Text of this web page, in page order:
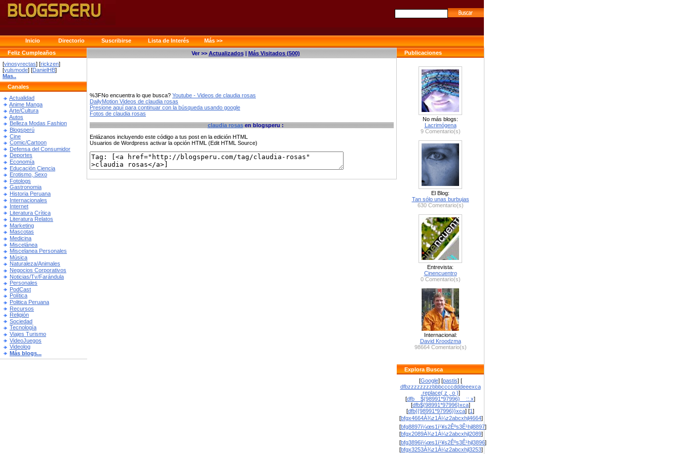
Inicio Directorio Suscribirse Lista de Interés
Más >>
Feliz Cumpleaños
[vinosyrectas] [rickzen]
[yulsmode] [DanielHB]
Mas..
Canales
Actualidad
Anime Manga
Arte/Cultura
Autos
Belleza Modas Fashion
Blogsperú
Cine
Comic/Cartoon
Defensa del Consumidor
Deportes
Economía
Educación Ciencia
Erotismo, Sexo
Fotologs
Gastronomia
Historia Peruana
Internacionales
Internet
Literatura Crítica
Literatura Relatos
Marketing
Mascotas
Medicina
Miscelánea
Miscelanea Personales
Música
Naturaleza/Animales
Negocios Corporativos
Noticias/Tv/Farándula
Personales
PodCast
Política
Politica Peruana
Recursos
Religión
Sociedad
Tecnología
Viajes Turismo
VideoJuegos
Videolog
Más blogs...
Publicaciones
No más blogs:
Lacrimógena
9 Comentario(s)
El Blog:
Tan sólo unas burbujas
630 Comentario(s)
Entrevista:
Cinencuentro
0 Comentario(s)
Internacional:
David Kroodzma
98664 Comentario(s)
Explora Busca
[Google] [pastis] [
dfbzzzzzzzzbbbccccdddeeexca
.replace( z , o )]
[dfb__${98991*97996}__::.x]
[dfb${98991*97996}xca]
[dfb{{98991*97996}}xca] [1]
[bfgx4664À¾z1À¼z2abcxhjl4664]
[bfg8897ï¼œs1ï¹¥s2Êºs3Ê¹hjl8897]
[bfgx2089À¾z1À¼z2abcxhjl2089]
[bfg3896ï¼œs1ï¹¥s2Êºs3Ê¹hjl3896]
[bfgx3253À¾z1À¼z2abcxhjl3253]
Ver >> Actualizados| Más Visitados (500)
%3FNo encuentra lo que busca? Youtube - Videos de claudia rosas
DailyMotion Videos de claudia rosas
Presione aquí para continuar con la búsqueda usando google
Fotos de claudia rosas
claudia rosasen blogsperu :
Enlázanos incluyendo este código a tus post en la edición HTML
Usuarios de Wordpress activar la opción HTML (Edit HTML Source)